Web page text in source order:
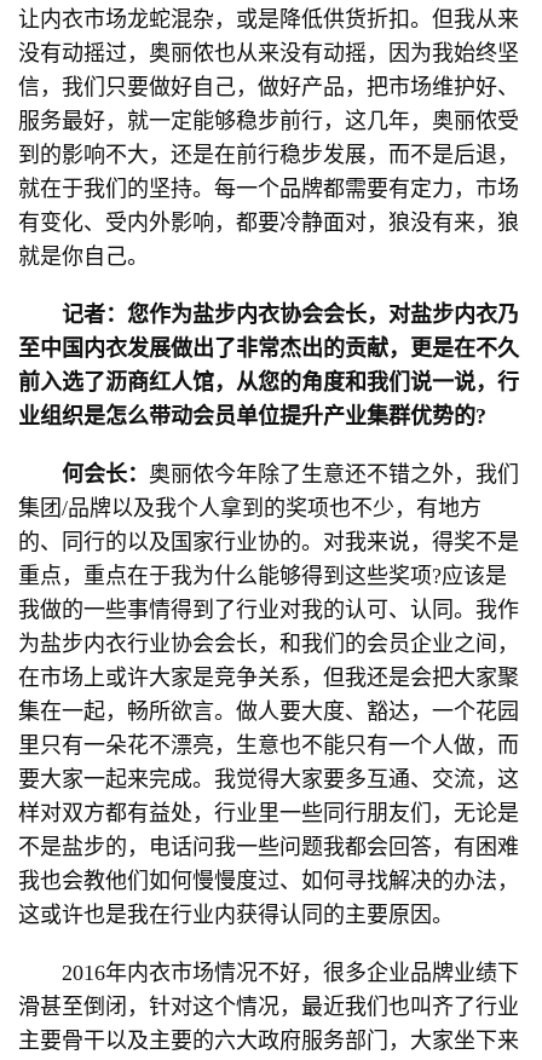
让内衣市场龙蛇混杂，或是降低供货折扣。但我从来
没有动摇过，奥丽侬也从来没有动摇，因为我始终坚
信，我们只要做好自己，做好产品，把市场维护好、
服务最好，就一定能够稳步前行，这几年，奥丽侬受
到的影响不大，还是在前行稳步发展，而不是后退，
就在于我们的坚持。每一个品牌都需要有定力，市场
有变化、受内外影响，都要冷静面对，狼没有来，狼
就是你自己。
记者：您作为盐步内衣协会会长，对盐步内衣乃
至中国内衣发展做出了非常杰出的贡献，更是在不久
前入选了沥商红人馆，从您的角度和我们说一说，行
业组织是怎么带动会员单位提升产业集群优势的?
何会长： 奥丽侬今年除了生意还不错之外，我们
集团/品牌以及我个人拿到的奖项也不少，有地方
的、同行的以及国家行业协的。对我来说，得奖不是
重点，重点在于我为什么能够得到这些奖项?应该是
我做的一些事情得到了行业对我的认可、认同。我作
为盐步内衣行业协会会长，和我们的会员企业之间，
在市场上或许大家是竞争关系，但我还是会把大家聚
集在一起，畅所欲言。做人要大度、豁达，一个花园
里只有一朵花不漂亮，生意也不能只有一个人做，而
要大家一起来完成。我觉得大家要多互通、交流，这
样对双方都有益处，行业里一些同行朋友们，无论是
不是盐步的，电话问我一些问题我都会回答，有困难
我也会教他们如何慢慢度过、如何寻找解决的办法，
这或许也是我在行业内获得认同的主要原因。
2016年内衣市场情况不好，很多企业品牌业绩下
滑甚至倒闭，针对这个情况，最近我们也叫齐了行业
主要骨干以及主要的六大政府服务部门，大家坐下来